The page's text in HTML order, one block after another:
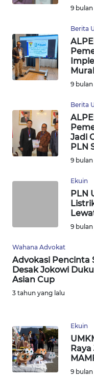
9
Berita
9
Berita
Jadi
PLN
9
Ekuin
PLN
9
Wahana Advokat
Advokasi Pencinta
Desak Jokowi
Asian Cup
3 tahun yang lalu
Ekuin
9
WN
PAKPAK
WN
BEKASI
BOGOR
WN
TAPANULI
UTARA
WN
WN
PADANG
LAWAS